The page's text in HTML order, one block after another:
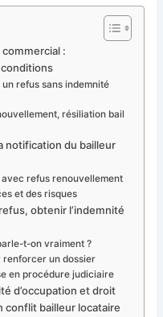
:
refus sans indemnité
résiliation bail
notification du bailleur
refus renouvellement
et des risques
obtenir l’indemnité
t-on vraiment ?
renforcer un dossier
en procédure judiciaire
d’occupation et droit
conflit bailleur locataire